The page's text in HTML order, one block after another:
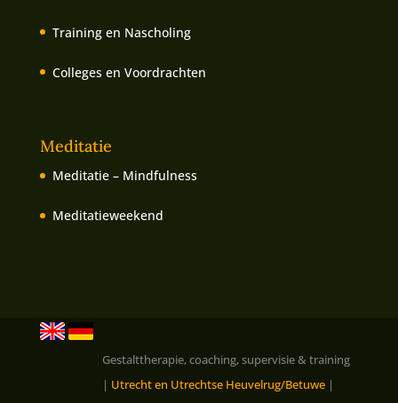
Training en Nascholing
Colleges en Voordrachten
Meditatie
Meditatie – Mindfulness
Meditatieweekend
Gestalttherapie, coaching, supervisie & training
| Utrecht en Utrechtse Heuvelrug/Betuwe|